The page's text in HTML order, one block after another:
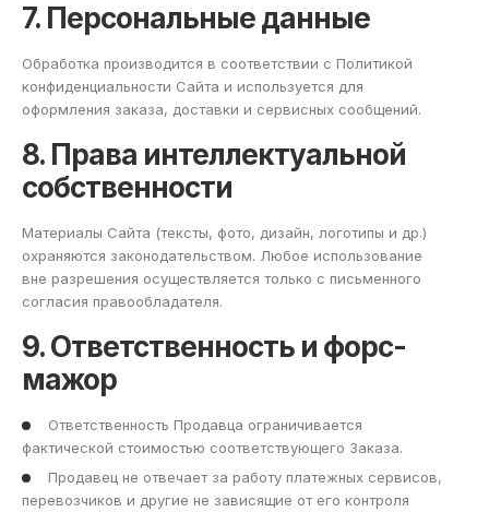
7. Персональные данные
Обработка производится в соответствии с Политикой
конфиденциальности Сайта и используется для
оформления заказа, доставки и сервисных сообщений.
8. Права интеллектуальной
собственности
Материалы Сайта (тексты, фото, дизайн, логотипы и др.)
охраняются законодательством. Любое использование
вне разрешения осуществляется только с письменного
согласия правообладателя.
9. Ответственность и форс-
мажор
Ответственность Продавца ограничивается
фактической стоимостью соответствующего Заказа.
Продавец не отвечает за работу платежных сервисов,
перевозчиков и другие не зависящие от его контроля